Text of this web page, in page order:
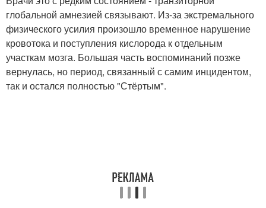
глобальной амнезией связывают. Из-за экстремального
физического усилия произошло временное нарушение
кровотока и поступления кислорода к отдельным
участкам мозга. Большая часть воспоминаний позже
вернулась, но период, связанный с самим инцидентом,
так и остался полностью "Стёртым".